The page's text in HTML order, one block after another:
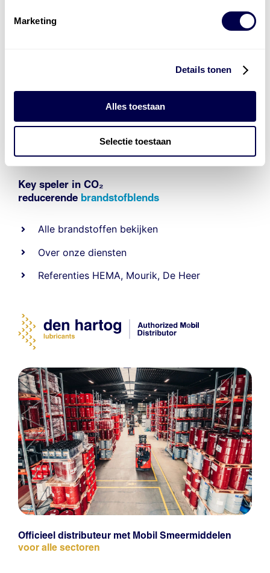
Marketing
Details tonen
Alles toestaan
Selectie toestaan
Key speler in CO₂
reducerende brandstofblends
Alle brandstoffen bekijken
Over onze diensten
Referenties HEMA, Mourik, De Heer
Officieel distributeur met Mobil Smeermiddelen
voor alle sectoren